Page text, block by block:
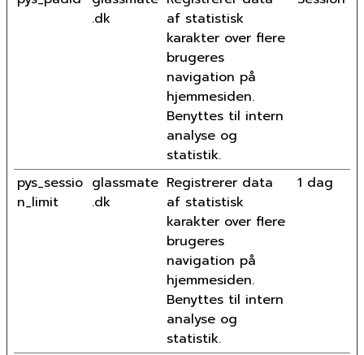
.dk
af statistisk
karakter over flere
brugeres
navigation på
hjemmesiden.
Benyttes til intern
analyse og
statistik.
pys_sessio
n_limit
glassmate
.dk
Registrerer data
af statistisk
karakter over flere
brugeres
navigation på
hjemmesiden.
Benyttes til intern
analyse og
statistik.
1 dag